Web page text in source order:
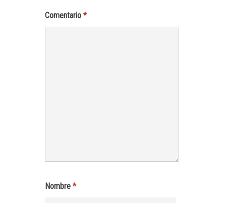
Comentario *
Nombre *